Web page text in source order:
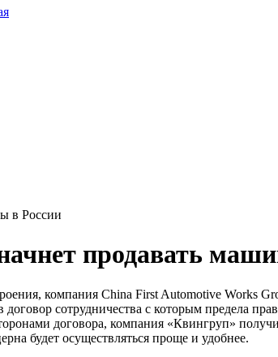
в России
продавать
компания China First Automotive Works
сотрудничества с которым предела
договора, компания «Квингруп»
будет осуществляться проще и удобнее.